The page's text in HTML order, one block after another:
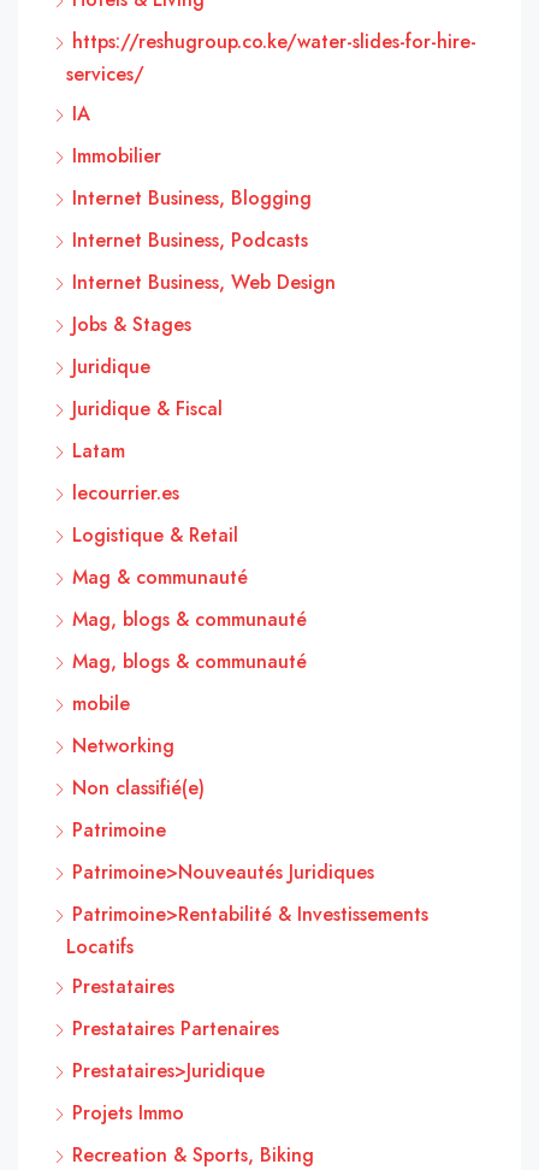
https://reshugroup.co.ke/water-slides-for-hire-
services/
IA
Immobilier
Internet Business, Blogging
Internet Business, Podcasts
Internet Business, Web Design
Jobs & Stages
Juridique
Juridique & Fiscal
Latam
lecourrier.es
Logistique & Retail
Mag & communauté
Mag, blogs & communauté
Mag, blogs & communauté
mobile
Networking
Non classifié(e)
Patrimoine
Patrimoine>Nouveautés Juridiques
Patrimoine>Rentabilité & Investissements
Locatifs
Prestataires
Prestataires Partenaires
Prestataires>Juridique
Projets Immo
Recreation & Sports, Biking